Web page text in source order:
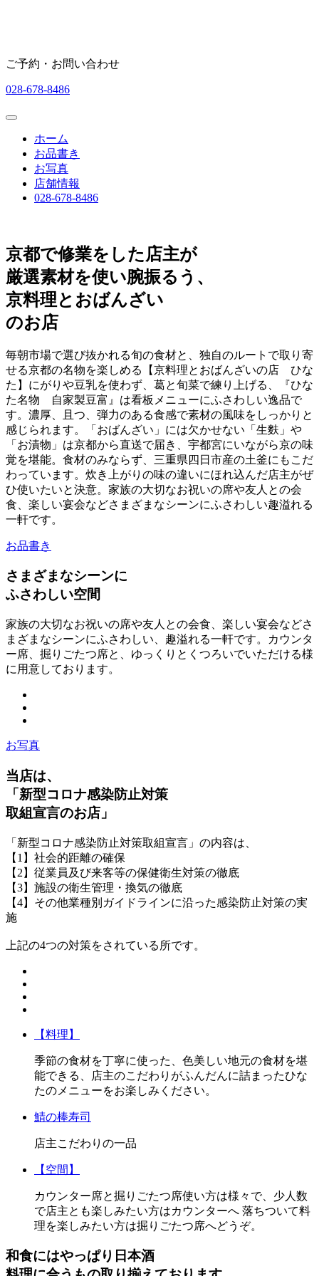
ご予約・お問い合わせ
028-678-8486
ホーム
お品書き
お写真
店舗情報
028-678-8486
京都で修業をした店主が
厳選素材を使い腕振るう、
京料理と おばんざい
のお店
毎朝市場で選び抜かれる旬の食材と、独自のルートで取り寄
せる京都の名物を楽しめる【京料理とおばんざいの店 ひな
た】にがりや豆乳を使わず、葛と旬菜で練り上げる、『ひな
た名物 自家製豆富』は看板メニューにふさわしい逸品で
す。濃厚、且つ、弾力のある食感で素材の風味をしっかりと
感じられます。「おばんざい」には欠かせない「生麩」や
「お漬物」は京都から直送で届き、宇都宮にいながら京の味
覚を堪能。食材のみならず、三重県四日市産の土釜にもこだ
わっています。炊き上がりの味の違いにほれ込んだ店主がぜ
ひ使いたいと決意。家族の大切なお祝いの席や友人との会
食、楽しい宴会などさまざまなシーンにふさわしい趣溢れる
一軒です。
お品書き
さまざまなシーンに
ふさわしい空間
家族の大切なお祝いの席や友人との会食、楽しい宴会などさ
まざまなシーンにふさわしい、趣溢れる一軒です。カウンタ
ー席、掘りごたつ席と、ゆっくりとくつろいでいただける様
に用意しております。
お写真
当店は、
「新型コロナ感染防止対策
取組宣言のお店」
「新型コロナ感染防止対策取組宣言」の内容は、
【1】社会的距離の確保
【2】従業員及び来客等の保健衛生対策の徹底
【3】施設の衛生管理・換気の徹底
【4】その他業種別ガイドラインに沿った感染防止対策の実
施
上記の4つの対策をされている所です。
【料理】
季節の食材を丁寧に使った、色美しい地元の食材を堪
能できる、店主のこだわりがふんだんに詰まったひな
たのメニューをお楽しみください。
鯖の棒寿司
店主こだわりの一品
【空間】
カウンター席と掘りごたつ席使い方は様々で、少人数
で店主とも楽しみたい方はカウンターへ 落ちついて料
理を楽しみたい方は掘りごたつ席へどうぞ。
和食にはやっぱり日本酒